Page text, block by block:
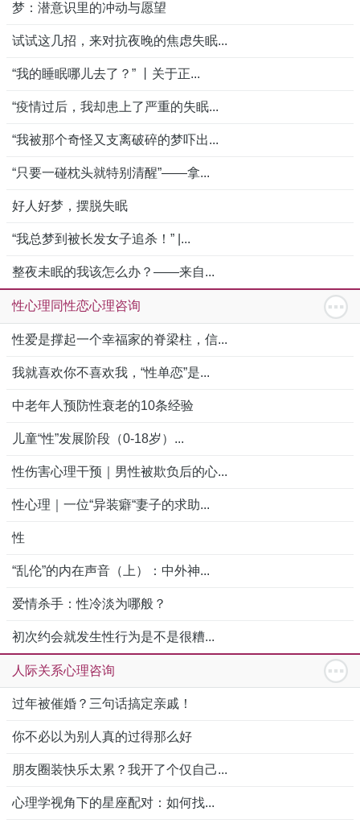
梦：潜意识里的冲动与愿望
试试这几招，来对抗夜晚的焦虑失眠...
“我的睡眠哪儿去了？” 丨关于正...
“疫情过后，我却患上了严重的失眠...
“我被那个奇怪又支离破碎的梦吓出...
“只要一碰枕头就特别清醒”——拿...
好人好梦，摆脱失眠
“我总梦到被长发女子追杀！” |...
整夜未眠的我该怎么办？——来自...
性心理同性恋心理咨询
性爱是撑起一个幸福家的脊梁柱，信...
我就喜欢你不喜欢我，“性单恋”是...
中老年人预防性衰老的10条经验
儿童“性”发展阶段（0-18岁）...
性伤害心理干预｜男性被欺负后的心...
性心理｜一位“异装癖“妻子的求助...
性
“乱伦”的内在声音（上）：中外神...
爱情杀手：性冷淡为哪般？
初次约会就发生性行为是不是很糟...
人际关系心理咨询
过年被催婚？三句话搞定亲戚！
你不必以为别人真的过得那么好
朋友圈装快乐太累？我开了个仅自己...
心理学视角下的星座配对：如何找...